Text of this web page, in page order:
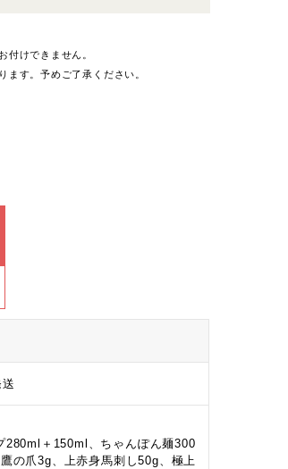
付けできません。
す。予めご了承ください。
280ml＋150ml、ちゃんぽん麺300
の爪3g、上赤身馬刺し50g、極上